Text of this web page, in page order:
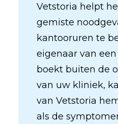
Vetstoria helpt
gemiste
kantooruren te
eigenaar van
boekt buiten de
van uw kliniek,
van Vetstoria
als de